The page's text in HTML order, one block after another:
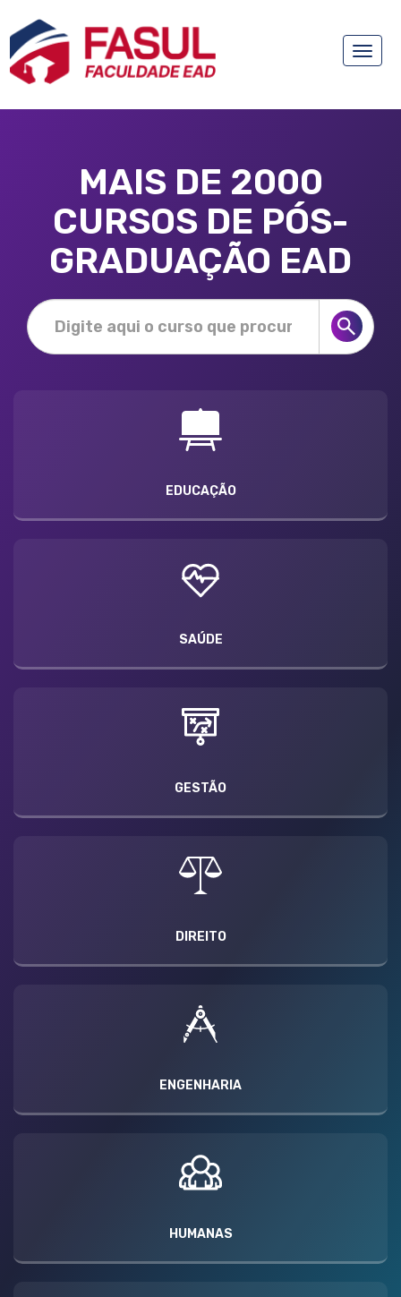
Toggle
MAIS DE 2000
CURSOS DE PÓS-
GRADUAÇÃO EAD
EDUCAÇÃO
SAÚDE
GESTÃO
DIREITO
ENGENHARIA
HUMANAS